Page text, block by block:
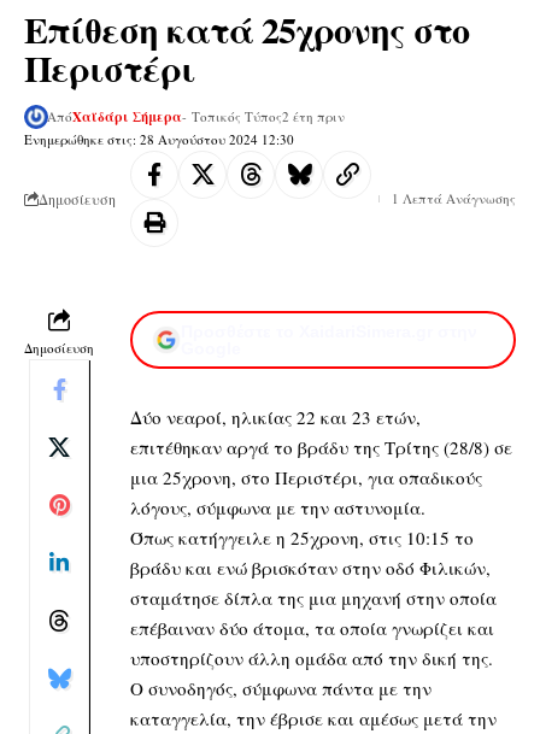
Επίθεση κατά 25χρονης στο
Περιστέρι
Ενημερώθηκε στις: 28 Αυγούστου 2024 12:30
ΑπόΧαϊδάρι Σήμερα- Τοπικός Τύπος2 έτη πριν
Δημοσίευση 1 Λεπτά Ανάγνωσης
Δημοσίευση
Δύο νεαροί, ηλικίας 22 και 23 ετών,
επιτέθηκαν αργά το βράδυ της Τρίτης (28/8) σε
μια 25χρονη, στο Περιστέρι, για οπαδικούς
λόγους, σύμφωνα με την αστυνομία.
Όπως κατήγγειλε η 25χρονη, στις 10:15 το
βράδυ και ενώ βρισκόταν στην οδό Φιλικών,
σταμάτησε δίπλα της μια μηχανή στην οποία
επέβαιναν δύο άτομα, τα οποία γνωρίζει και
υποστηρίζουν άλλη ομάδα από την δική της.
Ο συνοδηγός, σύμφωνα πάντα με την
καταγγελία, την έβρισε και αμέσως μετά την